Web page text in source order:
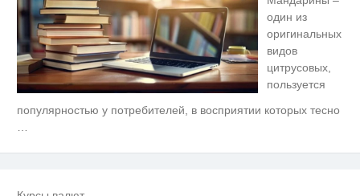
один из
оригинальных
видов
цитрусовых,
пользуется
популярностью у потребителей, в восприятии которых тесно
i
Ролик длится несколько секунд,